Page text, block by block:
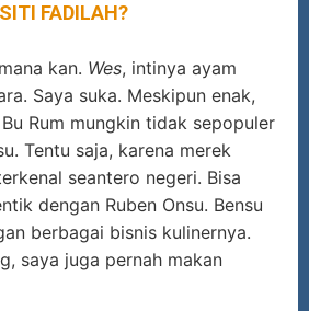
SITI FADILAH?
kan. Wes, intinya ayam
Saya suka. Meskipun enak,
Rum mungkin tidak sepopuler
Tentu saja, karena merek
seantero negeri. Bisa
dengan Ruben Onsu. Bensu
berbagai bisnis kulinernya.
saya juga pernah makan